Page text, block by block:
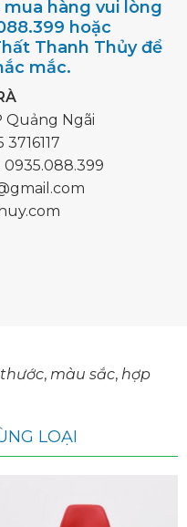
hàng vui lòng
hoặc
Thanh Thủy để
mắc.
Quảng Ngãi
0935.088.399
, màu sắc, hợp
LOẠI